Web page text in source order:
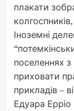
плакати
Іноземні
поселеннях
приховати
прикладів –
Едуара